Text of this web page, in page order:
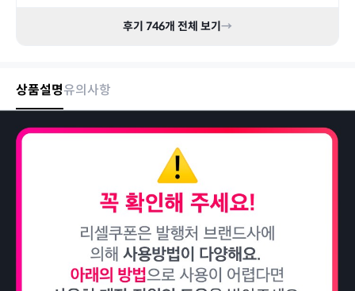
후기 746개 전체 보기→
상품설명유의사항